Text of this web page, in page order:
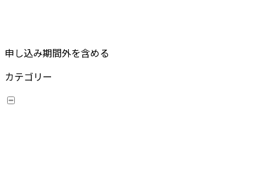
申し込み期間外を含める
カテゴリー